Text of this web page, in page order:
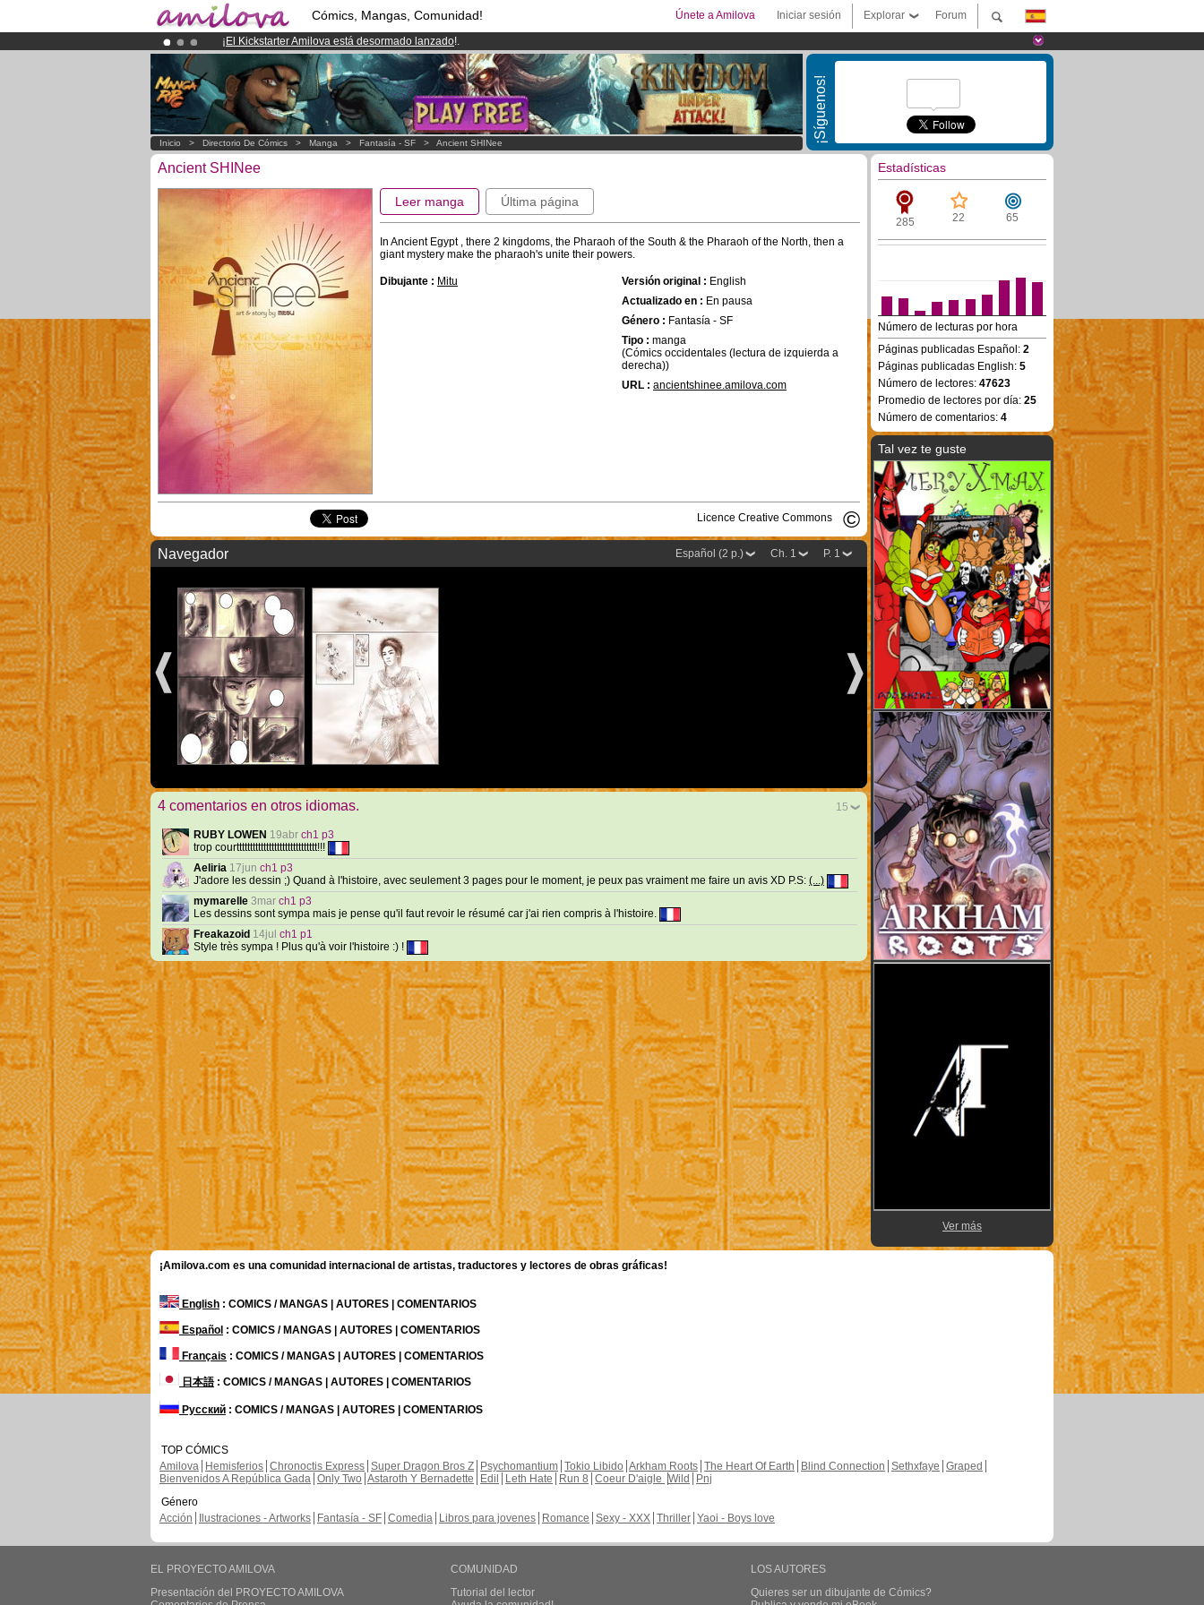
Cómics, Mangas, Comunidad! Forum
Explorar
Iniciar sesión
Únete a Amilova
¡ El Kickstarter Amilova está desormado lanzado!.
¡Conviertete en Premium por3.95 eurosal mes!Hazte Premium ya
¡Ya tenemos 134393miembrosy 1208 Cómics y Mangas!.
¡Síguenos!
Inicio > Directorio De Cómics > Manga > Fantasía - SF > Ancient SHINee
Ancient SHINee
Leer manga Última página
In Ancient Egypt , there 2 kingdoms, the Pharaoh of the South & the Pharaoh of the North, then a
giant mystery make the pharaoh's unite their powers.
Dibujante : Mitu Versión original : English
Actualizado en : En pausa
Género : Fantasía - SF
Tipo : manga
(Cómics occidentales (lectura de izquierda a
derecha))
URL : ancientshinee.amilova.com
Licence Creative Commons ©
P. 1
Ch. 1
Español (2 p.)
Navegador
15
4 comentarios en otros idiomas.
RUBY LOWEN 19abr ch1 p3
trop courtttttttttttttttttttttttttttttt!!!
Aeliria 17jun ch1 p3
J'adore les dessin ;) Quand à l'histoire, avec seulement 3 pages pour le moment, je peux pas vraiment me faire un avis XD P.S: (...)
mymarelle 3mar ch1 p3
Les dessins sont sympa mais je pense qu'il faut revoir le résumé car j'ai rien compris à l'histoire.
Freakazoid 14jul ch1 p1
Style très sympa ! Plus qu'à voir l'histoire :) !
Estadísticas
285 22 65
Número de lecturas por hora
Páginas publicadas Español: 2
Páginas publicadas English: 5
Número de lectores: 47623
Promedio de lectores por día: 25
Número de comentarios: 4
Tal vez te guste
Ver más
¡Amilova.com es una comunidad internacional de artistas, traductores y lectores de obras gráficas!
English : COMICS / MANGAS | AUTORES | COMENTARIOS
Español : COMICS / MANGAS | AUTORES | COMENTARIOS
Français : COMICS / MANGAS | AUTORES | COMENTARIOS
日本語: COMICS / MANGAS | AUTORES | COMENTARIOS
Русский : COMICS / MANGAS | AUTORES | COMENTARIOS
TOP CÓMICS
Amilova
Hemisferios Chronoctis Express Super Dragon Bros Z Psychomantium Tokio Libido Arkham Roots The Heart Of Earth Blind Connection Sethxfaye Graped
Bienvenidos A República Gada Only Two Astaroth Y Bernadette Edil Leth Hate Run 8 Coeur D'aigle Wild
Pnj
Género
Acción
Ilustraciones - Artworks Fantasía - SF Comedia Libros para jovenes Romance Sexy - XXX Thriller Yaoi - Boys love
EL PROYECTO AMILOVA
Presentación del PROYECTO AMILOVA
COMUNIDAD
Tutorial del lector
LOS AUTORES
Quieres ser un dibujante de Cómics?